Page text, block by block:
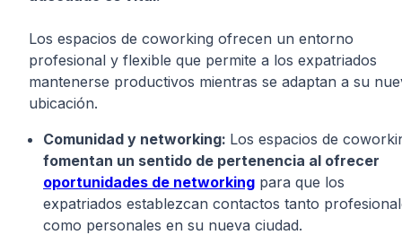
Los espacios de coworking ofrecen un entorno
profesional y flexible que permite a los expatriados
mantenerse productivos mientras se adaptan a su
ubicación.
Comunidad y networking: Los espacios de
fomentan un sentido de pertenencia al ofrecer
oportunidades de networking para que los
expatriados establezcan contactos tanto
como personales en su nueva ciudad.